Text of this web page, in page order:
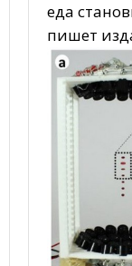
еда
пишет